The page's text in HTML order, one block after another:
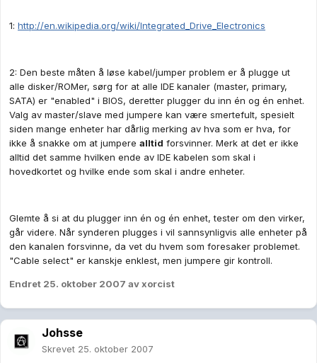
1: http://en.wikipedia.org/wiki/Integrated_Drive_Electronics
2: Den beste måten å løse kabel/jumper problem er å plugge ut
alle disker/ROMer, sørg for at alle IDE kanaler (master, primary,
SATA) er "enabled" i BIOS, deretter plugger du inn én og én enhet.
Valg av master/slave med jumpere kan være smertefult, spesielt
siden mange enheter har dårlig merking av hva som er hva, for
ikke å snakke om at jumpere alltid forsvinner. Merk at det er ikke
alltid det samme hvilken ende av IDE kabelen som skal i
hovedkortet og hvilke ende som skal i andre enheter.
Glemte å si at du plugger inn én og én enhet, tester om den virker,
går videre. Når synderen plugges i vil sannsynligvis alle enheter på
den kanalen forsvinne, da vet du hvem som foresaker problemet.
"Cable select" er kanskje enklest, men jumpere gir kontroll.
Endret 25. oktober 2007 av xorcist
Johsse
Skrevet 25. oktober 2007